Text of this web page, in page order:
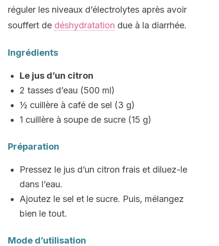
réguler les niveaux d’électrolytes après avoir
souffert de déshydratation due à la diarrhée.
Ingrédients
Le jus d’un citron
2 tasses d’eau (500 ml)
½ cuillère à café de sel (3 g)
1 cuillère à soupe de sucre (15 g)
Préparation
Pressez le jus d’un citron frais et diluez-le
dans l’eau.
Ajoutez le sel et le sucre. Puis, mélangez
bien le tout.
Mode d’utilisation